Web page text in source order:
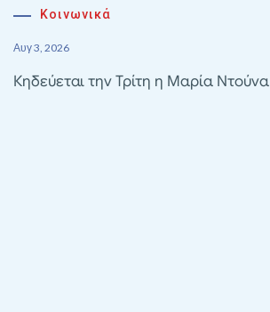
Κοινωνικά
Αυγ 3, 2026
Κηδεύεται την Τρίτη η Μαρία Ντούνα